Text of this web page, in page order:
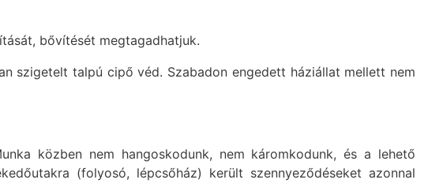
bővítését megtagadhatjuk.
szigetelt talpú cipő véd. Szabadon engedett háziállat mellett nem
közben nem hangoskodunk, nem káromkodunk, és a lehető
(folyosó, lépcsőház) került szennyeződéseket azonnal